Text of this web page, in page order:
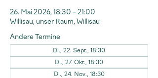
26. Mai 2026, 18:30 – 21:00
Willisau, unser Raum, Willisau
Andere Termine
Di., 22. Sept., 18:30
Di., 27. Okt., 18:30
Di., 24. Nov., 18:30